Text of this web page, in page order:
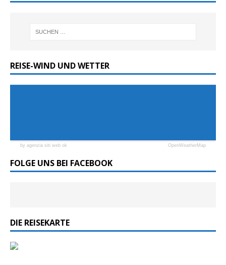
REISE-WIND UND WETTER
by agenzia siti web ok OpenWeatherMap
FOLGE UNS BEI FACEBOOK
DIE REISEKARTE